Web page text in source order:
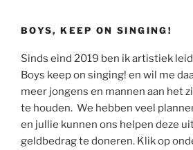
BOYS, KEEP ON SINGING!
Sinds eind 2019 ben ik artistiek
Boys keep on singing! en wil me
meer jongens en mannen aan het
te houden. We hebben veel
en jullie kunnen ons helpen deze
geldbedrag te doneren. Klik op